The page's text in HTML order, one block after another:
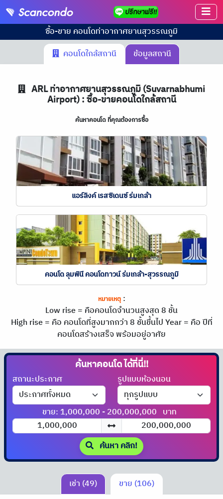
ซื้อ-ขาย คอนโดท่าอากาศยานสุวรรณภูมิ
คอนโดใกล้สถานี
ข้อมูลสถานี
ARLท่าอากาศยานสุวรรณภูมิ (Suvarnabhumi
Airport) : ซื้อ-ขายคอนโดใกล้สถานี
ค้นหาคอนโด ที่คุณต้องการซื้อ
แอร์ลิงค์ เรสซิเดนซ์ ร่มเกล้า
คอนโด ลุมพินี คอนโดทาวน์ ร่มเกล้า-สุวรรณภูมิ
หมายเหตุ:
Low rise = คือคอนโดจำนวนสูงสุด 8 ชั้น
High rise = คือ คอนโดที่สูงมากกว่า 8 ชั้นขึ้นไปYear = คือ ปีที่
คอนโดสร้างเสร็จ พร้อมอยู่อาศัย
ค้นหาคอนโดได้ที่นี่!!
สถานะประกาศ รูปแบบห้องนอน
ขาย: 1,000,000 - 200,000,000 บาท
ค้นหา คลิก!
เช่า (49) ขาย (106)